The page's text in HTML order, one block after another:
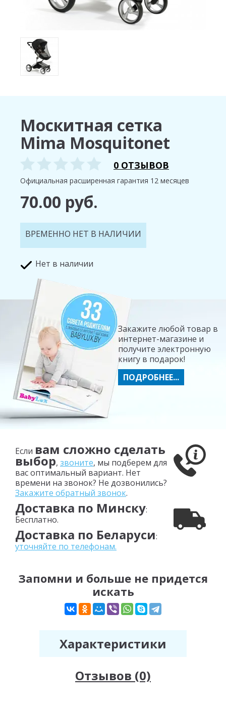
Москитная сетка
Mima Mosquitonet
0 ОТЗЫВОВ
Официальная расширенная гарантия 12 месяцев
70.00 руб.
ВРЕМЕННО НЕТ В НАЛИЧИИ
Нет в наличии
Закажите любой товар в
интернет-магазине и
получите электронную
книгу в подарок!
ПОДРОБНЕЕ...
Если вам сложно сделать
выбор, звоните, мы подберем для
вас оптимальный вариант. Нет
времени на звонок? Не дозвонились?
Закажите обратный звонок.
Доставка по Минску:
Бесплатно.
Доставка по Беларуси:
уточняйте по телефонам.
Запомни и больше не придется
искать
Характеристики
Отзывов (0)